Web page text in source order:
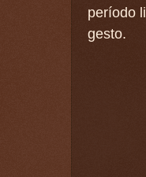
período
gesto.